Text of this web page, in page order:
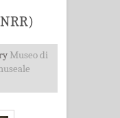
Museo di